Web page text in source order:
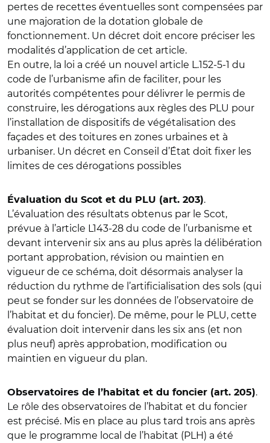
pertes de recettes éventuelles sont compensées par
une majoration de la dotation globale de
fonctionnement. Un décret doit encore préciser les
modalités d’application de cet article.
En outre, la loi a créé un nouvel article L.152-5-1 du
code de l’urbanisme afin de faciliter, pour les
autorités compétentes pour délivrer le permis de
construire, les dérogations aux règles des PLU pour
l’installation de dispositifs de végétalisation des
façades et des toitures en zones urbaines et à
urbaniser. Un décret en Conseil d’État doit fixer les
limites de ces dérogations possibles
Évaluation du Scot et du PLU (art. 203).
L’évaluation des résultats obtenus par le Scot,
prévue à l’article L143-28 du code de l’urbanisme et
devant intervenir six ans au plus après la délibération
portant approbation, révision ou maintien en
vigueur de ce schéma, doit désormais analyser la
réduction du rythme de l’artificialisation des sols (qui
peut se fonder sur les données de l’observatoire de
l’habitat et du foncier). De même, pour le PLU, cette
évaluation doit intervenir dans les six ans (et non
plus neuf) après approbation, modification ou
maintien en vigueur du plan.
Observatoires de l’habitat et du foncier (art. 205).
Le rôle des observatoires de l’habitat et du foncier
est précisé. Mis en place au plus tard trois ans après
que le programme local de l’habitat (PLH) a été